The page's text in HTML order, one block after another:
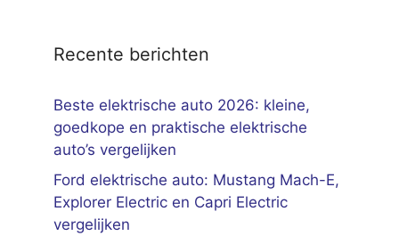
Recente berichten
Beste elektrische auto 2026: kleine,
goedkope en praktische elektrische
auto’s vergelijken
Ford elektrische auto: Mustang Mach-E,
Explorer Electric en Capri Electric
vergelijken